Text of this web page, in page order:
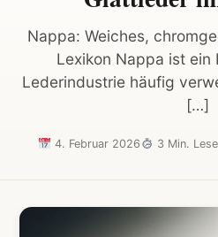
Nappa: Weiches,
Lexikon Nappa ist ein
Lederindustrie häufig
[…]
4. Februar 2026 3 Min.